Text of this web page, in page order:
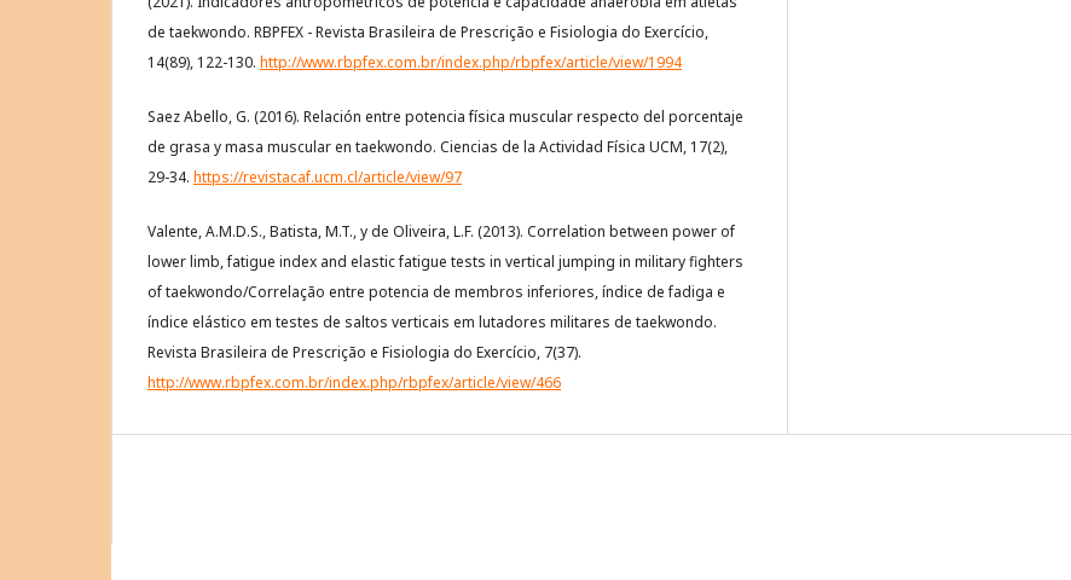
de taekwondo. RBPFEX - Revista Brasileira de Prescrição e Fisiologia do Exercício,
14(89), 122-130. http://www.rbpfex.com.br/index.php/rbpfex/article/view/1994
Saez Abello, G. (2016). Relación entre potencia física muscular respecto del porcentaje
de grasa y masa muscular en taekwondo. Ciencias de la Actividad Física UCM, 17(2),
29-34. https://revistacaf.ucm.cl/article/view/97
Valente, A.M.D.S., Batista, M.T., y de Oliveira, L.F. (2013). Correlation between power of
lower limb, fatigue index and elastic fatigue tests in vertical jumping in military fighters
of taekwondo/Correlação entre potencia de membros inferiores, índice de fadiga e
índice elástico em testes de saltos verticais em lutadores militares de taekwondo.
Revista Brasileira de Prescrição e Fisiologia do Exercício, 7(37).
http://www.rbpfex.com.br/index.php/rbpfex/article/view/466